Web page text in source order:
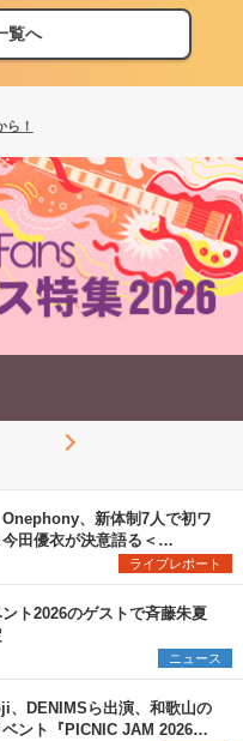
覧へ
！
編発表！
ら！
編発表！
Onephony、新体制7人で初ワ
田優衣が決意語る＜
Oneman Live はじまりの夏
ライブレポート
ト2026のゲストで斉藤朱夏
ニュース
、DENIMSら出演、和歌山の
ント『PICNIC JAM 2026』